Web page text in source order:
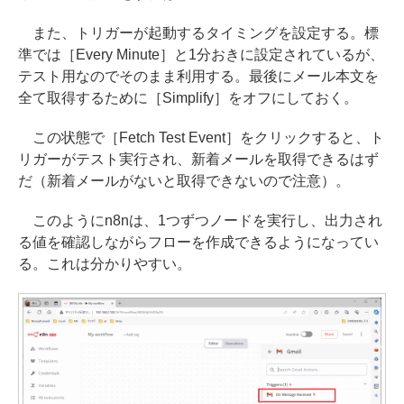
また、トリガーが起動するタイミングを設定する。標
準では［Every Minute］と1分おきに設定されているが、
テスト用なのでそのまま利用する。最後にメール本文を
全て取得するために［Simplify］をオフにしておく。
この状態で［Fetch Test Event］をクリックすると、ト
リガーがテスト実行され、新着メールを取得できるはず
だ（新着メールがないと取得できないので注意）。
このようにn8nは、1つずつノードを実行し、出力され
る値を確認しながらフローを作成できるようになってい
る。これは分かりやすい。